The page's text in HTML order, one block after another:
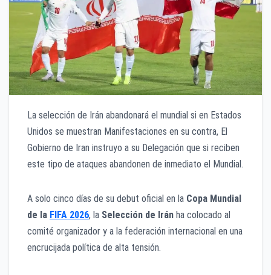
La selección de Irán abandonará el mundial si en Estados
Unidos se muestran Manifestaciones en su contra, El
Gobierno de Iran instruyo a su Delegación que si reciben
este tipo de ataques abandonen de inmediato el Mundial.
A solo cinco días de su debut oficial en la Copa Mundial
de la FIFA 2026, la Selección de Irán ha colocado al
comité organizador y a la federación internacional en una
encrucijada política de alta tensión.